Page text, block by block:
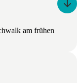
am frühen